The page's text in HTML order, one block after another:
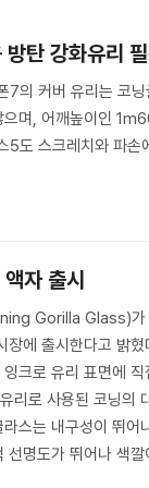
탄 강화유리
7의 커버 유리는 코
며, 어깨높이인
5도 스크레치와 파손
자 출시
Gorilla Glass)가
에 출시한다고 밝
크로 유리 표면에
리로 사용된 코닝
스는 내구성이 뛰
명도가 뛰어나 색